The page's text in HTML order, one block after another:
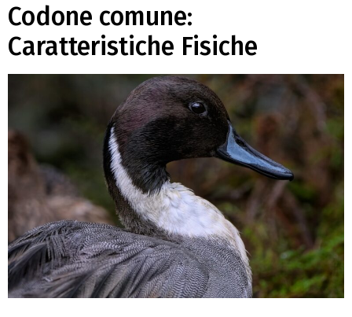
Codone comune:
Caratteristiche Fisiche